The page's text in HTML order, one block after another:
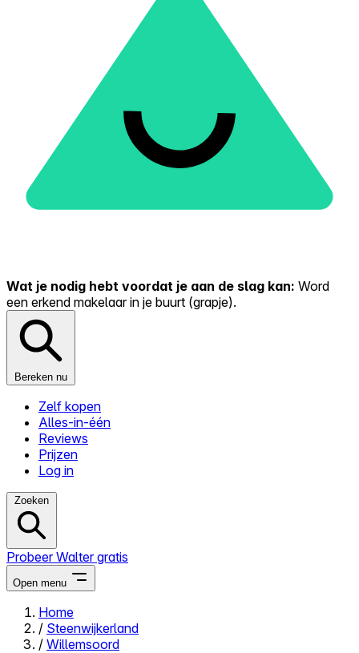
Wat je nodig hebt voordat je aan de slag kan: Word
een erkend makelaar in je buurt (grapje).
Bereken nu
Zelf kopen
Alles-in-één
Reviews
Prijzen
Log in
Zoeken
Probeer Walter gratis
Open menu
Close menu
Home
/ Steenwijkerland
/ Willemsoord